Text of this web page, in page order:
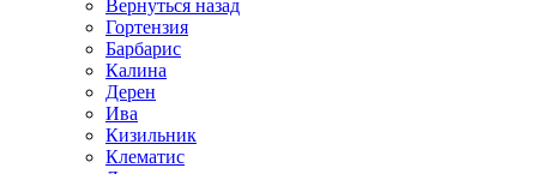
Вернуться назад
Гортензия
Барбарис
Калина
Дерен
Ива
Кизильник
Клематис